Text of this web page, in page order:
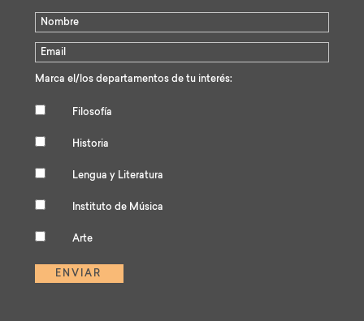
Marca el/los departamentos de tu interés:
Filosofía
Historia
Lengua y Literatura
Instituto de Música
Arte